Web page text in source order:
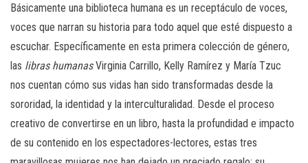
Básicamente una biblioteca humana es un receptáculo de voces,
voces que narran su historia para todo aquel que esté dispuesto a
escuchar. Específicamente en esta primera colección de género,
las libras humanasVirginia Carrillo, Kelly Ramírez y María Tzuc
nos cuentan cómo sus vidas han sido transformadas desde la
sororidad, la identidad y la interculturalidad. Desde el proceso
creativo de convertirse en un libro, hasta la profundidad e impacto
de su contenido en los espectadores-lectores, estas tres